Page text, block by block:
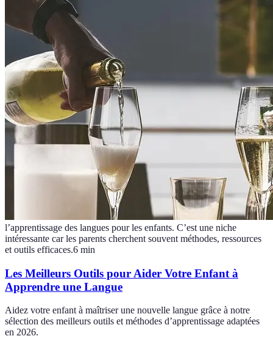
l’apprentissage des langues pour les enfants. C’est une niche
intéressante car les parents cherchent souvent méthodes, ressources
et outils efficaces.6 min
Les Meilleurs Outils pour Aider Votre Enfant à
Apprendre une Langue
Aidez votre enfant à maîtriser une nouvelle langue grâce à notre
sélection des meilleurs outils et méthodes d’apprentissage adaptées
en 2026.